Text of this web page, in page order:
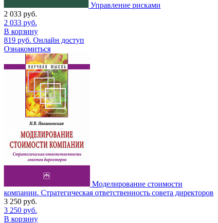
Управление рисками
2 033 руб.
2 033 руб.
В корзину
819 руб. Онлайн доступ
Ознакомиться
Моделирование стоимости
компании. Стратегическая ответственность совета директоров
3 250 руб.
3 250 руб.
В корзину